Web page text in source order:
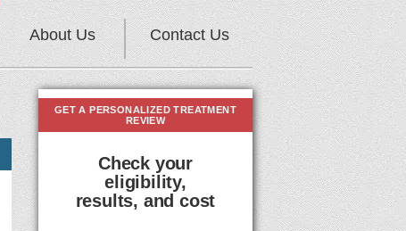
About Us Contact Us
GET A PERSONALIZED TREATMENT
REVIEW
Check your
eligibility,
results, and cost